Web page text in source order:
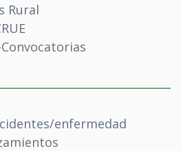
Rural
enfermedad